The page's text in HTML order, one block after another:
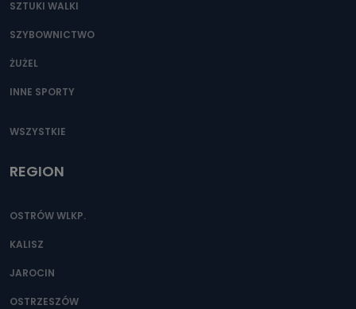
SZTUKI WALKI
SZYBOWNICTWO
ŻUŻEL
INNE SPORTY
WSZYSTKIE
REGION
OSTRÓW WLKP.
KALISZ
JAROCIN
OSTRZESZÓW